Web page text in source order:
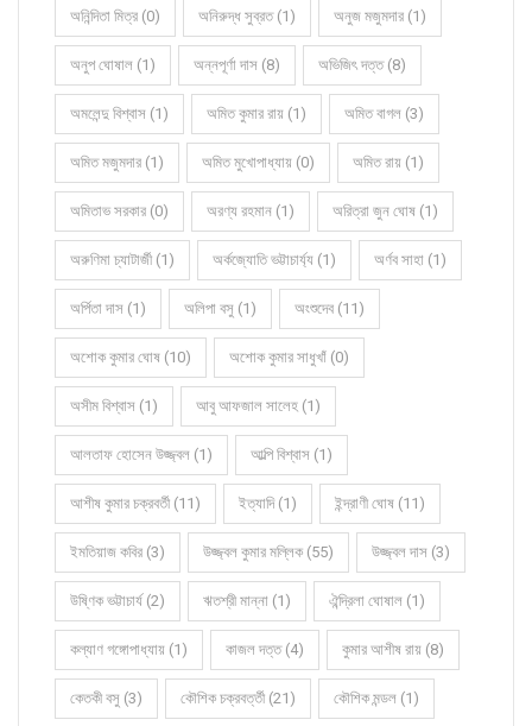
অনিন্দিতা মিত্র (0) অনিরুদ্ধ সুব্রত (1) অনুজ মজুমদার (1)
অনুপ ঘোষাল (1) অন্নপূর্ণা দাস (8) অভিজিৎ দত্ত (8)
অমলেন্দু বিশ্বাস (1) অমিত কুমার রায় (1) অমিত বাগল (3)
অমিত মজুমদার (1) অমিত মুখোপাধ্যায় (0) অমিত রায় (1)
অমিতাভ সরকার (0) অরণ্য রহমান (1) অরিত্রা জুন ঘোষ (1)
অরুণিমা চ্যাটার্জী (1) অর্কজ্যোতি ভট্টাচার্য্য (1) অর্ণব সাহা (1)
অর্পিতা দাস (1) অলিপা বসু (1) অংশুদেব (11)
অশোক কুমার ঘোষ (10) অশোক কুমার সাধুখাঁ (0)
অসীম বিশ্বাস (1) আবু আফজাল সালেহ (1)
আলতাফ হোসেন উজ্জ্বল (1) আল্পি বিশ্বাস (1)
আশীষ কুমার চক্রবর্তী (11) ইত্যাদি (1) ইন্দ্রাণী ঘোষ (11)
ইমতিয়াজ কবির (3) উজ্জ্বল কুমার মল্লিক (55) উজ্জ্বল দাস (3)
উষ্ণিক ভট্টাচার্য (2) ঋতশ্রী মান্না (1) ঐন্দ্রিলা ঘোষাল (1)
কল্যাণ গঙ্গোপাধ্যায় (1) কাজল দত্ত (4) কুমার আশীষ রায় (8)
কেতকী বসু (3) কৌশিক চক্রবর্ত্তী (21) কৌশিক মন্ডল (1)